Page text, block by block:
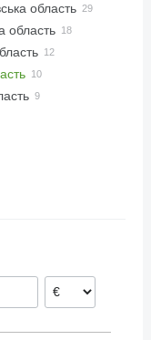
Хмельницький
область
область